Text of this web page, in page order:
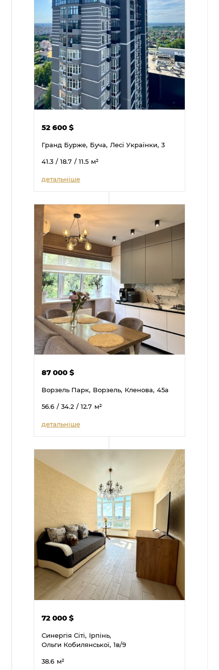
52 600$
Гранд Бурже, Буча, Лесі Українки, 3
41.3 / 18.7 / 11.5 м²
детальніше
87 000$
Ворзель Парк, Ворзель, Кленова, 45а
56.6 / 34.2 / 12.7 м²
детальніше
72 000$
Синергія Сіті, Ірпінь,
Ольги Кобилянської, 1в/9
38.6 м²